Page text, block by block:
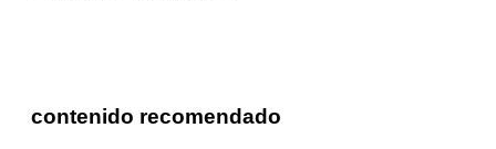
contenido recomendado